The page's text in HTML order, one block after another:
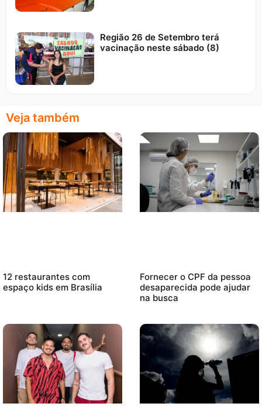
Região 26 de Setembro terá
vacinação neste sábado (8)
Veja também
12 restaurantes com
espaço kids em Brasília
Fornecer o CPF da pessoa
desaparecida pode ajudar
na busca